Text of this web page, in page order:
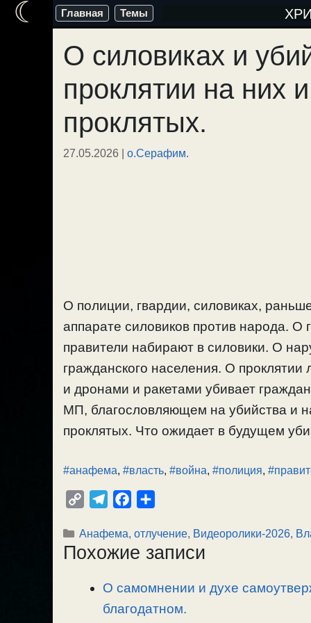
Перейти
содержимому
Главная Темы
О силовиках и
проклятии на них
проклятых.
27.05.2026 | о.Серафим.
О полиции, гвардии, силовиках,
аппарате силовиков против народа. О
правители набирают в силовики. О
гражданского населения. О
и дронами и ракетами убивает
МП, благословляющем на убийства и
проклятых. Что ожидает в будущем
#анафема, #власть, #война, #полиция,
p
y
l
e
r
a
c
e
o
o
п
р
в
и
Рубрики
Анафема, отлучение, Видеоролики-2026,
Похожие записи
О самомнении и духе
благодатном.
☾